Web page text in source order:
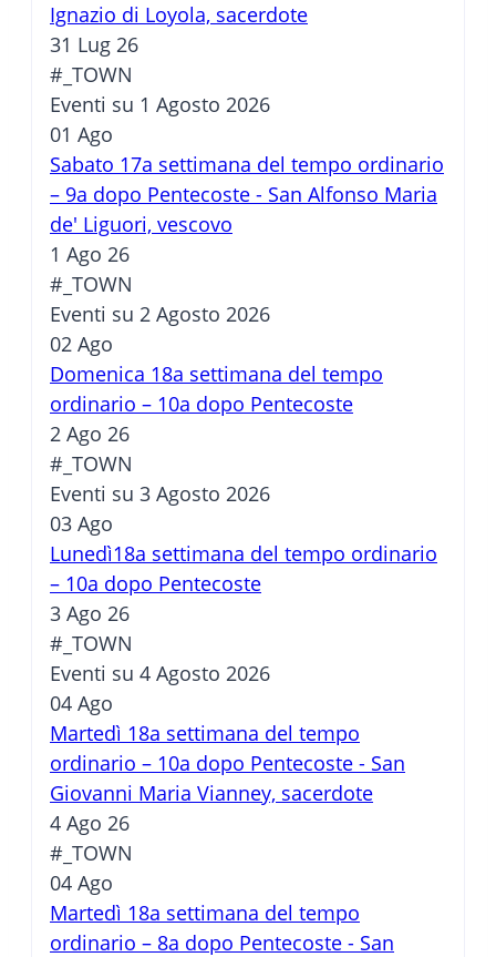
Ignazio di Loyola, sacerdote
31 Lug 26
#_TOWN
Eventi su 1 Agosto 2026
01 Ago
Sabato 17a settimana del tempo ordinario
– 9a dopo Pentecoste - San Alfonso Maria
de' Liguori, vescovo
1 Ago 26
#_TOWN
Eventi su 2 Agosto 2026
02 Ago
Domenica 18a settimana del tempo
ordinario – 10a dopo Pentecoste
2 Ago 26
#_TOWN
Eventi su 3 Agosto 2026
03 Ago
Lunedì18a settimana del tempo ordinario
– 10a dopo Pentecoste
3 Ago 26
#_TOWN
Eventi su 4 Agosto 2026
04 Ago
Martedì 18a settimana del tempo
ordinario – 10a dopo Pentecoste - San
Giovanni Maria Vianney, sacerdote
4 Ago 26
#_TOWN
04 Ago
Martedì 18a settimana del tempo
ordinario – 8a dopo Pentecoste - San